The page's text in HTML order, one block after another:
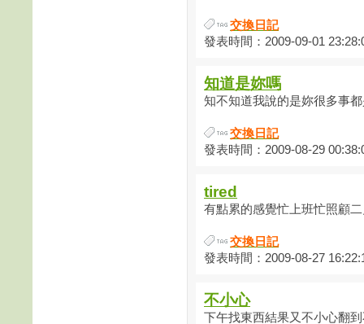
交換日記
發表時間：2009-09-01
知道是妳嗎
知不知道我說的是妳很多事
交換日記
發表時間：2009-08-29
tired
有點累的感覺忙上班忙照顧
交換日記
發表時間：2009-08-27
不小心
下午找東西結果又不小心翻